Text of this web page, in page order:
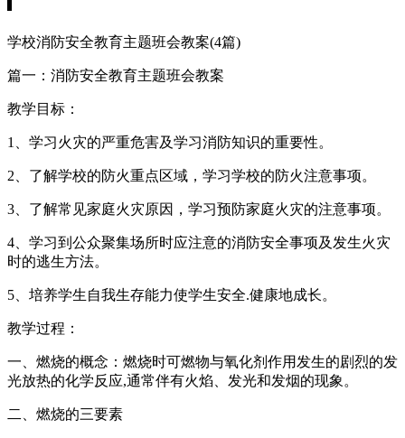
学校消防安全教育主题班会教案(4篇)
篇一：消防安全教育主题班会教案
教学目标：
1、学习火灾的严重危害及学习消防知识的重要性。
2、了解学校的防火重点区域，学习学校的防火注意事项。
3、了解常见家庭火灾原因，学习预防家庭火灾的注意事项。
4、学习到公众聚集场所时应注意的消防安全事项及发生火灾
时的逃生方法。
5、培养学生自我生存能力使学生安全.健康地成长。
教学过程：
一、燃烧的概念：燃烧时可燃物与氧化剂作用发生的剧烈的发
光放热的化学反应,通常伴有火焰、发光和发烟的现象。
二、燃烧的三要素